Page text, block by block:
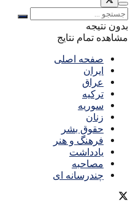
بدون نتیجه
مشاهده تمام نتایج
صفحه اصلی
ایران
عراق
ترکیه
سوریه
زنان
حقوق بشر
فرهنگ و هنر
یادداشت
مصاحبه
چندرسانه ای